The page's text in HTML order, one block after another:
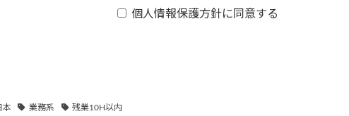
報の利用目的
れた個人情報に関しましては、本人の権利として、開示等が必要な場合は遅滞な
の一部あるいは全部の開示等に対応できない場合がございます。）
個人情報保護方針に同意する
本 業務系 残業10H以内